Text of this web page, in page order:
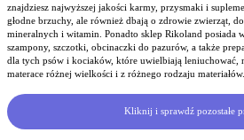
znajdziesz najwyższej jakości karmy, przysmaki i
głodne brzuchy, ale również dbają o zdrowie zwierząt,
mineralnych i witamin. Ponadto sklep Rikoland posiada
szampony, szczotki, obcinaczki do pazurów, a także
dla tych psów i kociaków, które uwielbiają leniuchować,
materace różnej wielkości i z różnego rodzaju materiałów.
Kliknij i sprawdź pozostałe